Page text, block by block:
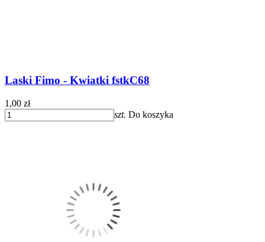
Laski Fimo - Kwiatki fstkC68
1,00 zł
szt. Do koszyka